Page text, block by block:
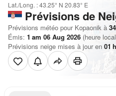
Lat./Long. :43.25° N 20.83° E
Prévisions de
Prévisions météo pour Kopaonik à
Émis: 1 am 06 Aug 2026 (heure
Prévisions neige mises à jour en 01